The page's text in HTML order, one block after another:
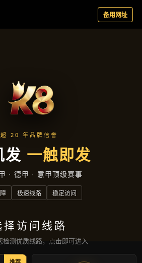
产品中心
首页 产品中心